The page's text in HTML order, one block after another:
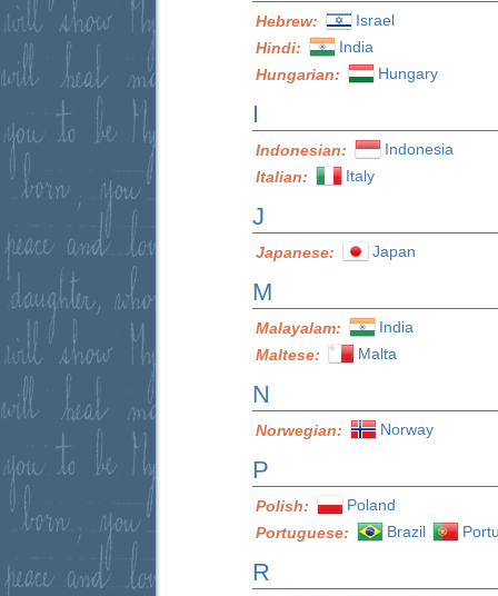
Hebrew:
Israel
Hindi:
India
Hungarian:
Hungary
I
Indonesian:
Indonesia
Italian:
Italy
J
Japanese: Japan
M
Malayalam:
India
Maltese:
Malta
N
Norwegian: Norway
P
Polish:
Poland
Portuguese:
Brazil
R